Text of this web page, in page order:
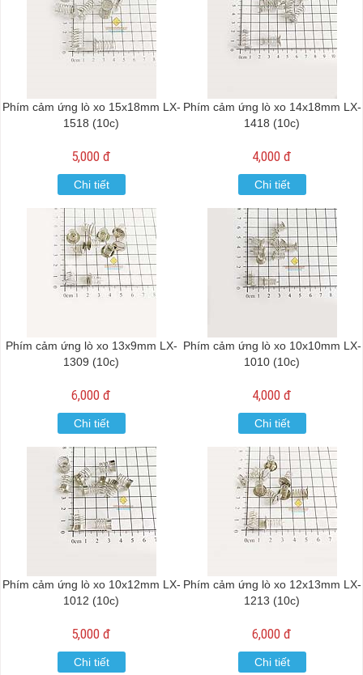
Phím cảm ứng lò xo 15x18mm LX-
1518 (10c)
5,000 đ
Chi tiết
Phím cảm ứng lò xo 14x18mm LX-
1418 (10c)
4,000 đ
Chi tiết
Phím cảm ứng lò xo 13x9mm LX-
1309 (10c)
6,000 đ
Chi tiết
Phím cảm ứng lò xo 10x10mm LX-
1010 (10c)
4,000 đ
Chi tiết
Phím cảm ứng lò xo 10x12mm LX-
1012 (10c)
5,000 đ
Chi tiết
Phím cảm ứng lò xo 12x13mm LX-
1213 (10c)
6,000 đ
Chi tiết